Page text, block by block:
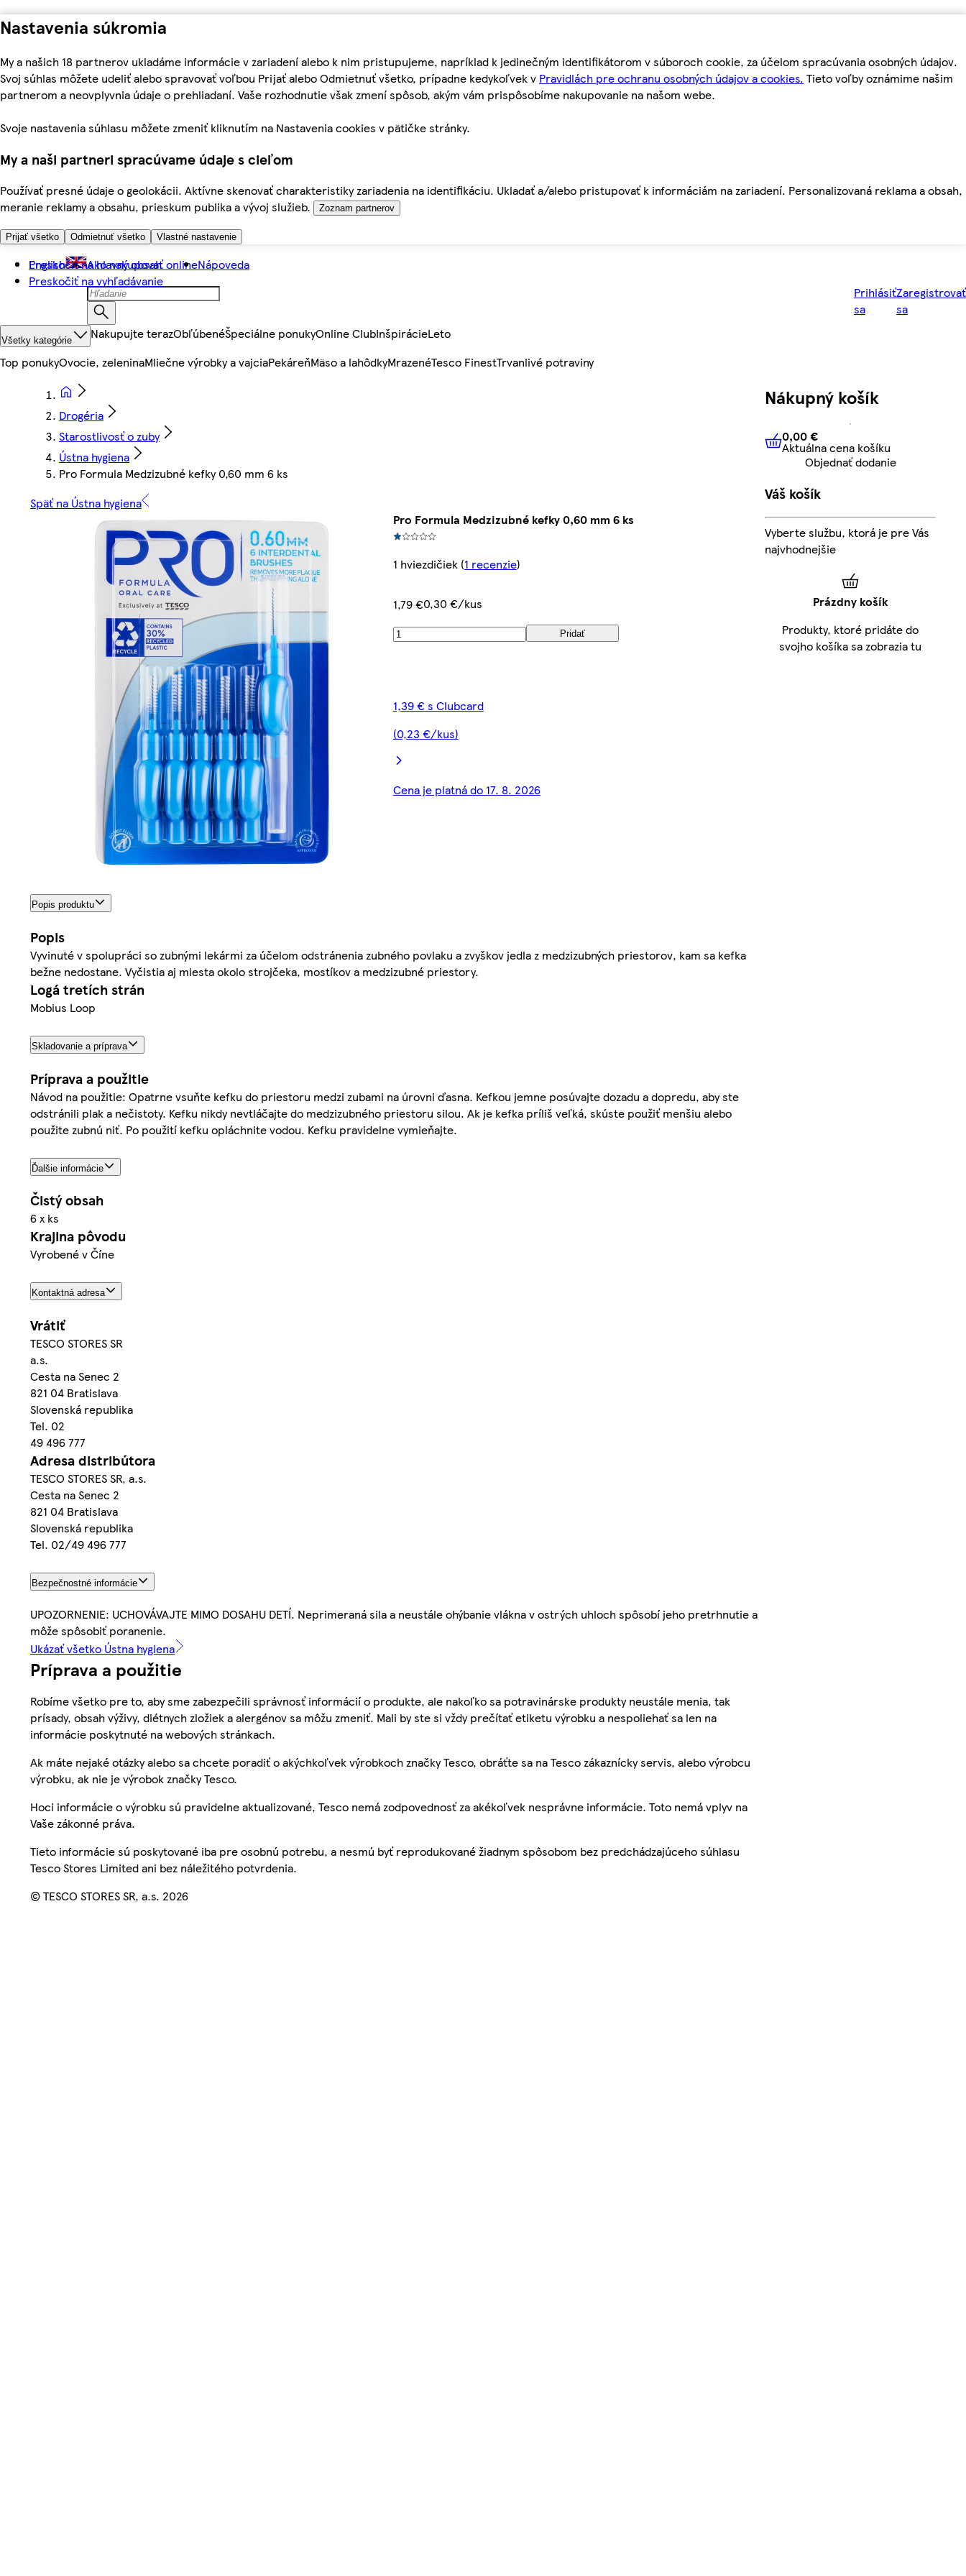
Nastavenia súkromia
My a našich 18 partnerov ukladáme informácie v zariadení alebo k nim pristupujeme, napríklad k jedinečným identifikátorom v súboroch cookie, za účelom spracúvania osobných údajov.
Svoj súhlas môžete udeliť alebo spravovať voľbou Prijať alebo Odmietnuť všetko, prípadne kedykoľvek v Pravidlách pre ochranu osobných údajov a cookies. Tieto voľby oznámime našim
partnerom a neovplyvnia údaje o prehliadaní. Vaše rozhodnutie však zmení spôsob, akým vám prispôsobíme nakupovanie na našom webe.
Svoje nastavenia súhlasu môžete zmeniť kliknutím na Nastavenia cookies v pätičke stránky.
My a naši partneri spracúvame údaje s cieľom
Používať presné údaje o geolokácii. Aktívne skenovať charakteristiky zariadenia na identifikáciu. Ukladať a/alebo pristupovať k informáciám na zariadení. Personalizovaná reklama a obsah,
meranie reklamy a obsahu, prieskum publika a vývoj služieb.
Zoznam partnerov
Prijať všetko Odmietnuť všetko Vlastné nastavenie
Preskočiť na hlavný obsah
Preskočiť na vyhľadávanie
English Ako nakupovať onlineNápoveda
Prihlásiť
sa
Zaregistrovať
sa
Všetky kategórie Nakupujte terazObľúbenéŠpeciálne ponukyOnline ClubInšpirácieLeto
Top ponukyOvocie, zeleninaMliečne výrobky a vajciaPekáreňMäso a lahôdkyMrazenéTesco FinestTrvanlivé potraviny
Drogéria
Starostlivosť o zuby
Ústna hygiena
Pro Formula Medzizubné kefky 0,60 mm 6 ks
Späť na Ústna hygiena
Pro Formula Medzizubné kefky 0,60 mm 6 ks
1 hviezdičiek(1 recenzie)
1,79 €0,30 €/kus
Pridať
1,39 € s Clubcard
(0,23 €/kus)
Cena je platná do 17. 8. 2026
Popis produktu
Popis
Vyvinuté v spolupráci so zubnými lekármi za účelom odstránenia zubného povlaku a zvyškov jedla z medzizubných priestorov, kam sa kefka
bežne nedostane. Vyčistia aj miesta okolo strojčeka, mostíkov a medzizubné priestory.
Logá tretích strán
Mobius Loop
Skladovanie a príprava
Príprava a použitie
Návod na použitie: Opatrne vsuňte kefku do priestoru medzi zubami na úrovni ďasna. Kefkou jemne posúvajte dozadu a dopredu, aby ste
odstránili plak a nečistoty. Kefku nikdy nevtláčajte do medzizubného priestoru silou. Ak je kefka príliš veľká, skúste použiť menšiu alebo
použite zubnú niť. Po použití kefku opláchnite vodou. Kefku pravidelne vymieňajte.
Ďalšie informácie
Čistý obsah
6 x ks
Krajina pôvodu
Vyrobené v Číne
Kontaktná adresa
Vrátiť
TESCO STORES SR
a.s.
Cesta na Senec 2
821 04 Bratislava
Slovenská republika
Tel. 02
49 496 777
Adresa distribútora
TESCO STORES SR, a.s.
Cesta na Senec 2
821 04 Bratislava
Slovenská republika
Tel. 02/49 496 777
Bezpečnostné informácie
UPOZORNENIE: UCHOVÁVAJTE MIMO DOSAHU DETÍ. Neprimeraná sila a neustále ohýbanie vlákna v ostrých uhloch spôsobí jeho pretrhnutie a
môže spôsobiť poranenie.
Ukázať všetko Ústna hygiena
Príprava a použitie
Robíme všetko pre to, aby sme zabezpečili správnosť informácií o produkte, ale nakoľko sa potravinárske produkty neustále menia, tak
prísady, obsah výživy, diétnych zložiek a alergénov sa môžu zmeniť. Mali by ste si vždy prečítať etiketu výrobku a nespoliehať sa len na
informácie poskytnuté na webových stránkach.
Ak máte nejaké otázky alebo sa chcete poradiť o akýchkoľvek výrobkoch značky Tesco, obráťte sa na Tesco zákaznícky servis, alebo výrobcu
výrobku, ak nie je výrobok značky Tesco.
Hoci informácie o výrobku sú pravidelne aktualizované, Tesco nemá zodpovednosť za akékoľvek nesprávne informácie. Toto nemá vplyv na
Vaše zákonné práva.
Tieto informácie sú poskytované iba pre osobnú potrebu, a nesmú byť reprodukované žiadnym spôsobom bez predchádzajúceho súhlasu
Tesco Stores Limited ani bez náležitého potvrdenia.
© TESCO STORES SR, a.s. 2026
Nákupný košík
0,00 € Aktuálna cena košíku
0,00 €
Aktuálna cena košíku
Objednať dodanie
Váš košík
Vyberte službu, ktorá je pre Vás
najvhodnejšie
Prázdny košík
Produkty, ktoré pridáte do
svojho košíka sa zobrazia tu